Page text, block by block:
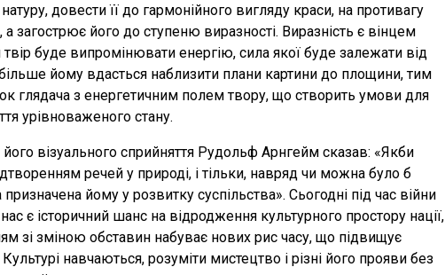
довести її до гармонійного вигляду краси, на противагу
загострює його до ступеню виразності. Виразність є вінцем
буде випромінювати енергію, сила якої буде залежати від
йому вдасться наблизити плани картини до площини, тим
глядача з енергетичним полем твору, що створить умови для
урівноваженого стану.
візуального сприйняття Рудольф Арнгейм сказав: «Якби
речей у природі, і тільки, навряд чи можна було б
йому у розвитку суспільства». Сьогодні під час війни
є історичний шанс на відродження культурного простору нації,
зі зміною обставин набуває нових рис часу, що підвищує
навчаються, розуміти мистецтво і різні його прояви без